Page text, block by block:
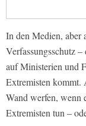
In den Medien, aber
Verfassungsschutz
auf Ministerien und
Extremisten kommt.
Wand werfen, wenn
Extremisten tun –